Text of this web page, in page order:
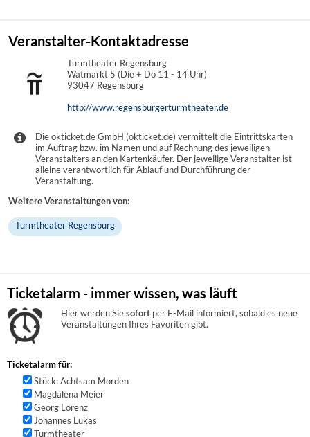
Veranstalter-Kontaktadresse
Turmtheater Regensburg
Watmarkt 5 (Die + Do 11 - 14 Uhr)
93047 Regensburg
http://www.regensburgerturmtheater.de
Die okticket.de GmbH (okticket.de) vermittelt die Eintrittskarten
im Auftrag bzw. im Namen und auf Rechnung des jeweiligen
Veranstalters an den Kartenkäufer. Der jeweilige Veranstalter ist
alleine verantwortlich für Ablauf und Durchführung der
Veranstaltung.
Weitere Veranstaltungen von:
Turmtheater Regensburg
Ticketalarm - immer wissen, was läuft
Hier werden Siesofort per E-Mail informiert, sobald es neue
Veranstaltungen Ihres Favoriten gibt.
Ticketalarm für:
Stück: Achtsam Morden
Magdalena Meier
Georg Lorenz
Johannes Lukas
Turmtheater